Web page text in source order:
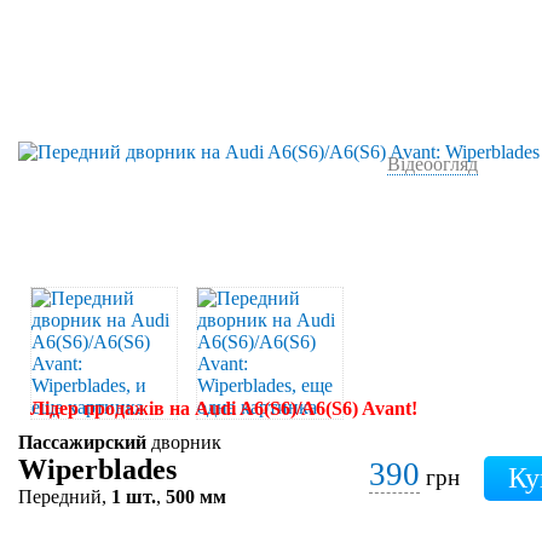
Відеоогляд
Лідер продажів на Audi A6(S6)/A6(S6) Avant!
Пассажирский дворник
Wiperblades
Передний, 1 шт., 500 мм
390 грн